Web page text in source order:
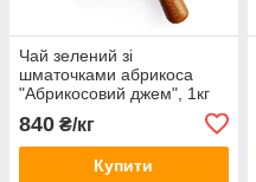
Чай зелений зі
шматочками абрикоса
"Абрикосовий джем", 1кг
840 ₴/кг
Купити